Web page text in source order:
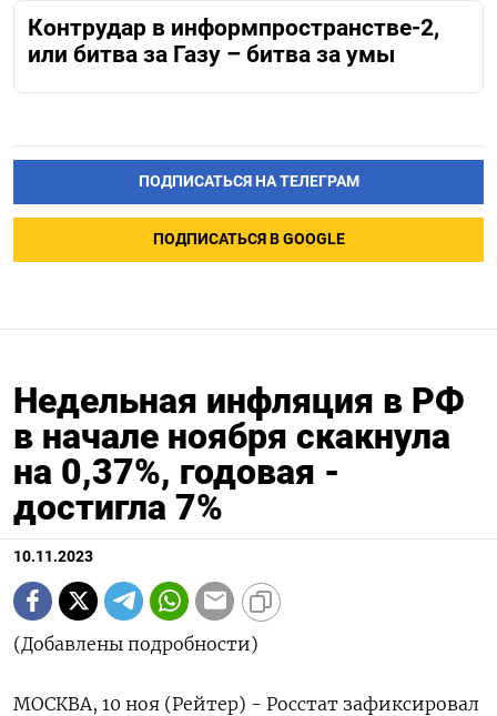
Контрудар в информпространстве-2,
или битва за Газу – битва за умы
ПОДПИСАТЬСЯ НА ТЕЛЕГРАМ
ПОДПИСАТЬСЯ В GOOGLE
Недельная инфляция в РФ
в начале ноября скакнула
на 0,37%, годовая -
достигла 7%
10.11.2023
(Добавлены подробности)
МОСКВА, 10 ноя (Рейтер) - Росстат зафиксировал